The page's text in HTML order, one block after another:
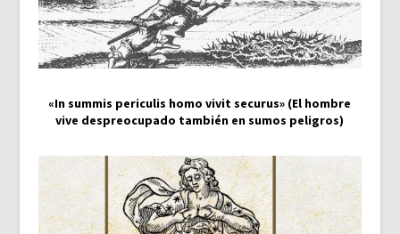
«In summis periculis homo vivit securus» (El hombre
vive despreocupado también en sumos peligros)